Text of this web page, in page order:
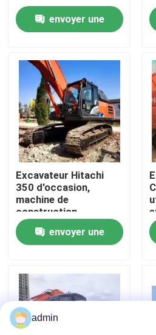
Produits
Vidéos
À propos de nous
Visite de l'usine
Contrôle de la qualité
Nous contacter
Machines de construction
Machines de construction
envoyer une
Excavateur Hitachi
350 d'occasion,
machine de
construction
d'occasion
envoyer une
admin